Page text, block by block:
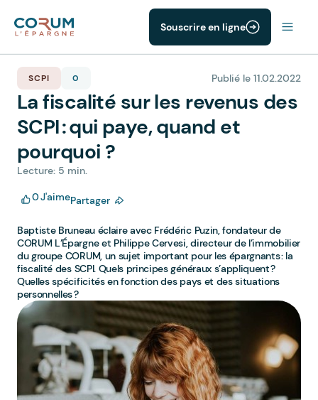
Souscrire en ligne
SCPI 0 Publié le 11.02.2022
La fiscalité sur les revenus des
SCPI : qui paye, quand et
pourquoi ?
Lecture: 5 min.
0J'aimePartager
Baptiste Bruneau éclaire avec Frédéric Puzin, fondateur de
CORUM L’Épargne et Philippe Cervesi, directeur de l’immobilier
du groupe CORUM, un sujet important pour les épargnants : la
fiscalité des SCPI. Quels principes généraux s’appliquent ?
Quelles spécificités en fonction des pays et des situations
personnelles ?